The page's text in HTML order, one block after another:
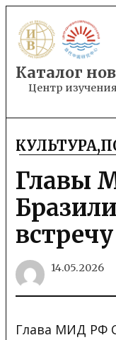
to
content
Каталог
Центр
POSTED
IN
КУЛЬТУРА,
Главы
14.05.2026
Глава МИД РФ